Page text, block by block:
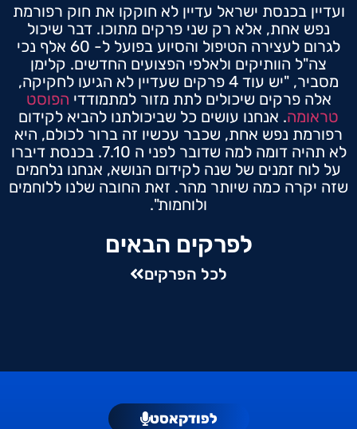
ועדיין בכנסת ישראל עדיין לא חוקקו את חוק רפורמת
נפש אחת, אלא רק שני פרקים מתוכו. דבר שיכול
לגרום לעצירה הטיפול והסיוע בפועל ל- 60 אלף נכי
צה"ל הוותיקים ולאלפי הפצועים החדשים. קלימן
מסביר, "יש עוד 4 פרקים שעדיין לא הגיעו לחקיקה,
אלה פרקים שיכולים לתת מזור למתמודדי הפוסט
טראומה. אנחנו עושים כל שביכולתנו להביא לקידום
רפורמת נפש אחת, שכבר עכשיו זה ברור לכולם, היא
לא תהיה דומה למה שדובר לפני ה 7.10. בכנסת דיברו
על לוח זמנים של שנה לקידום הנושא, אנחנו נלחמים
שזה יקרה כמה שיותר מהר. זאת החובה שלנו ללוחמים
ולוחמות".
לפרקים הבאים
לכל הפרקים
לפודקאסט